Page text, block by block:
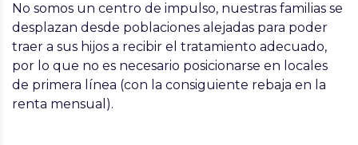
No somos un centro de impulso, nuestras familias se
desplazan desde poblaciones alejadas para poder
traer a sus hijos a recibir el tratamiento adecuado,
por lo que no es necesario posicionarse en locales
de primera línea (con la consiguiente rebaja en la
renta mensual).